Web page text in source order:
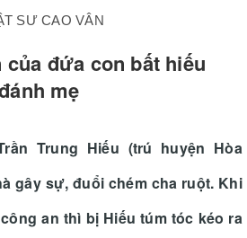
SƯ CAO VÂN
đứa con bất hiếu
mẹ
Trung Hiếu (trú huyện Hòa
gây sự, đuổi chém cha ruột. Khi
an thì bị Hiếu túm tóc kéo ra